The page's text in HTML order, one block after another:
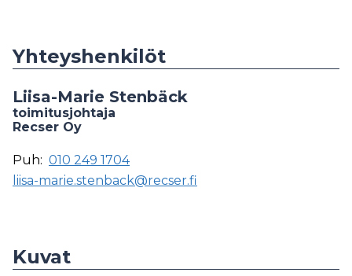
Yhteyshenkilöt
Liisa-Marie Stenbäck
toimitusjohtaja
Recser Oy
Puh: 010 249 1704
liisa-marie.stenback@recser.fi
Kuvat